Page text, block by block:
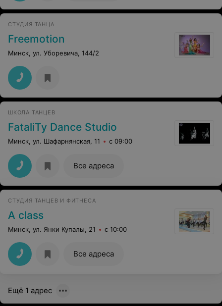
СТУДИЯ ТАНЦА
Freemotion
Минск, ул. Уборевича, 144/2
ШКОЛА ТАНЦЕВ
FataliTy Dance Studio
Минск, ул. Шафарнянская, 11 с 09:00
Все адреса
СТУДИЯ ТАНЦЕВ И ФИТНЕСА
A class
Минск, ул. Янки Купалы, 21 с 10:00
Все адреса
Ещё 1 адрес